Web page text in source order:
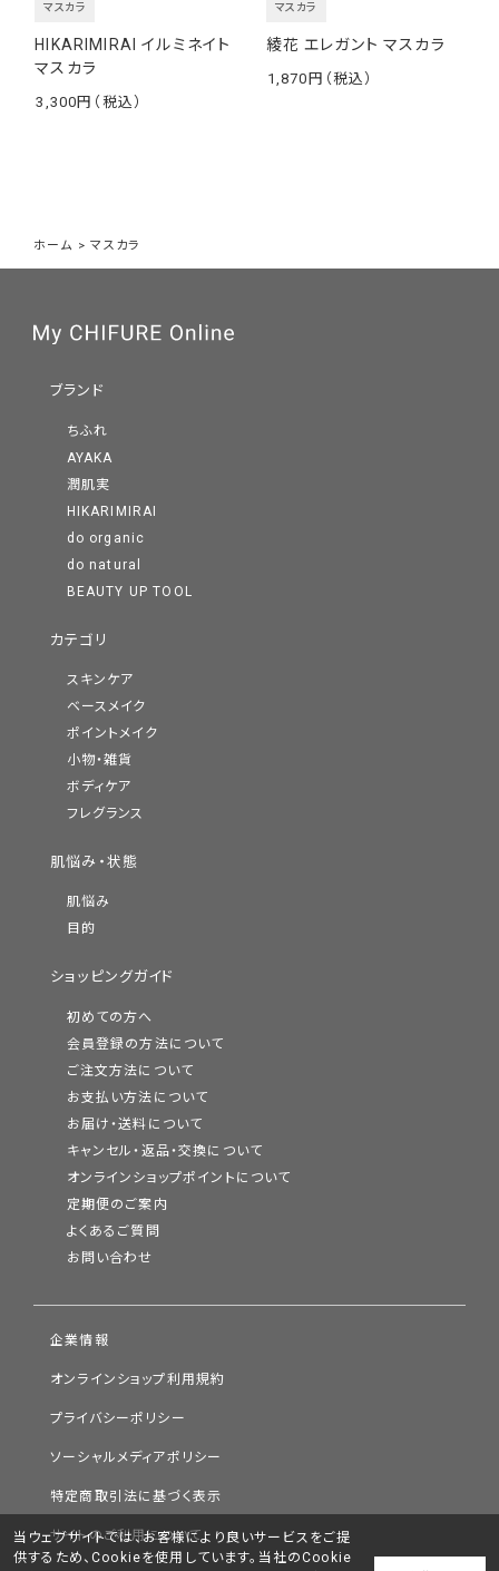
ホーム >マスカラ
HIKARIMIRAI イルミネイト
マスカラ
マスカラ
3,300
綾花 エレガント マスカラ
マスカラ
1,870
ブランド
ちふれ
AYAKA
潤肌実
HIKARIMIRAI
do organic
do natural
BEAUTY UP TOOL
カテゴリ
スキンケア
ベースメイク
ポイントメイク
小物・雑貨
ボディケア
フレグランス
肌悩み・状態
肌悩み
目的
ショッピングガイド
初めての方へ
会員登録の方法について
ご注文方法について
お支払い方法について
お届け・送料について
キャンセル・返品・交換について
オンラインショップポイントについて
定期便のご案内
よくあるご質問
お問い合わせ
企業情報
オンラインショップ利用規約
プライバシーポリシー
ソーシャルメディアポリシー
特定商取引法に基づく表示
サイトのご利用について
当ウェブサイトでは、お客様により良いサービスをご提
供するため、Cookieを使用しています。当社のCookie